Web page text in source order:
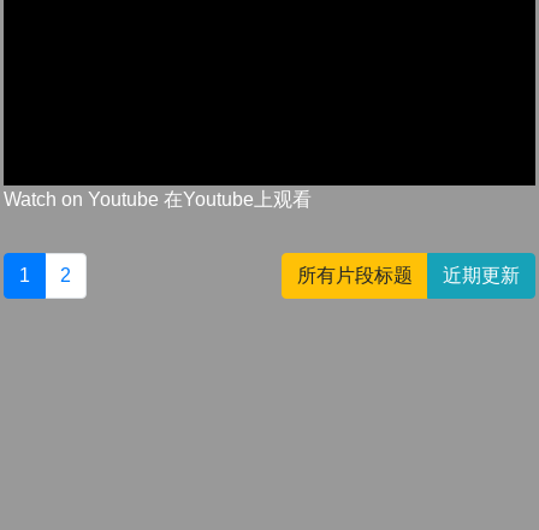
Watch on Youtube 在Youtube上观看
1 2 所有片段标题 近期更新